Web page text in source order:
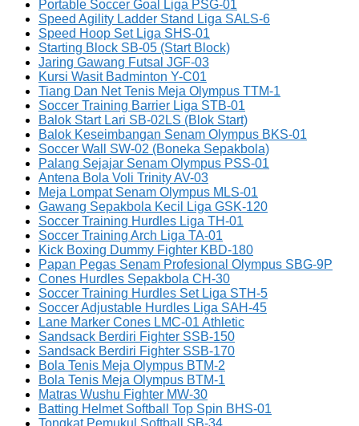
Portable Soccer Goal Liga PSG-01
Speed Agility Ladder Stand Liga SALS-6
Speed Hoop Set Liga SHS-01
Starting Block SB-05 (Start Block)
Jaring Gawang Futsal JGF-03
Kursi Wasit Badminton Y-C01
Tiang Dan Net Tenis Meja Olympus TTM-1
Soccer Training Barrier Liga STB-01
Balok Start Lari SB-02LS (Blok Start)
Balok Keseimbangan Senam Olympus BKS-01
Soccer Wall SW-02 (Boneka Sepakbola)
Palang Sejajar Senam Olympus PSS-01
Antena Bola Voli Trinity AV-03
Meja Lompat Senam Olympus MLS-01
Gawang Sepakbola Kecil Liga GSK-120
Soccer Training Hurdles Liga TH-01
Soccer Training Arch Liga TA-01
Kick Boxing Dummy Fighter KBD-180
Papan Pegas Senam Profesional Olympus SBG-9P
Cones Hurdles Sepakbola CH-30
Soccer Training Hurdles Set Liga STH-5
Soccer Adjustable Hurdles Liga SAH-45
Lane Marker Cones LMC-01 Athletic
Sandsack Berdiri Fighter SSB-150
Sandsack Berdiri Fighter SSB-170
Bola Tenis Meja Olympus BTM-2
Bola Tenis Meja Olympus BTM-1
Matras Wushu Fighter MW-30
Batting Helmet Softball Top Spin BHS-01
Tongkat Pemukul Softball SB-34